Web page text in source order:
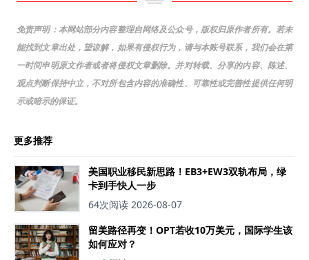
免责声明：本网站部分内容整理自网络及公众号，版权归原作者所有。 若未
能找到文章出处，望谅解，如果有侵权行为，请与本账号联系，我们会在第
一时间申明原文作者或者将侵权文章删除。 并对转载、分享的内容、陈述、
观点判断保持中立，不对所包含内容的准确性、可靠性或完善性提供任何明
示或暗示的保证。
更多推荐
美国职业移民新思路！EB3+EW3双轨布局，绿
卡到手快人一步
64次阅读 2026-08-07
留美路径再变！OPT若收10万美元，国际学生该
如何应对？